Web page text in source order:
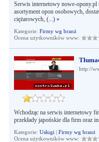
Serwis internetowy nowe-opony.pl
asortyment opon osobowych,
ciężarowych, (...) »
Kategorie: Firmy wg branż
Ocena użytkowników www:
http://
Wchodząc na serwis internetowy
przekłady japońskie dla firm oraz
Kategorie: Usługi | Firmy wg branż
Ocena użytkowników www: